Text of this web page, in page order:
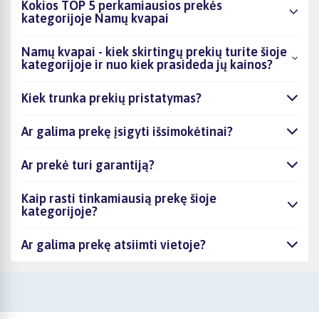
Kokios TOP 5 perkamiausios prekės
kategorijoje Namų kvapai
Namų kvapai - kiek skirtingų prekių turite šioje
kategorijoje ir nuo kiek prasideda jų kainos?
Kiek trunka prekių pristatymas?
Ar galima prekę įsigyti išsimokėtinai?
Ar prekė turi garantiją?
Kaip rasti tinkamiausią prekę šioje
kategorijoje?
Ar galima prekę atsiimti vietoje?